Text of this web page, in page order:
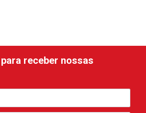
receber nossas